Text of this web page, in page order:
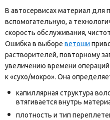
В автосервисах материал для
вспомогательную, а
скорость обслуживания,
Ошибка в выборе ветоши
растворителей, повторному
увеличению времени
к «сухо/мокро». Она
капиллярная структура
втягивается внутрь
плотность и тип